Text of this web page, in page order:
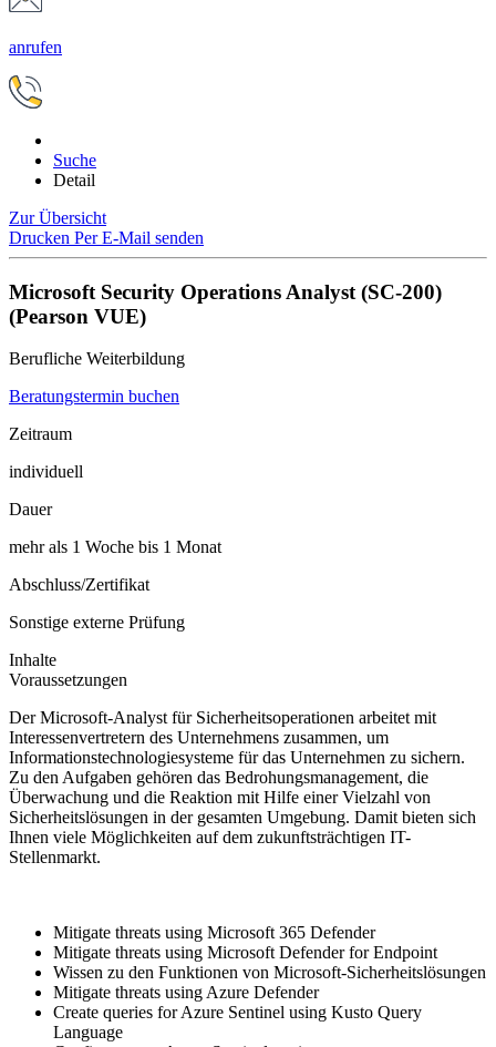
anrufen
Suche
Detail
Zur Übersicht
Drucken Per E-Mail senden
Microsoft Security Operations Analyst (SC-200)
(Pearson VUE)
Berufliche Weiterbildung
Beratungstermin buchen
Zeitraum
individuell
Dauer
mehr als 1 Woche bis 1 Monat
Abschluss/Zertifikat
Sonstige externe Prüfung
Inhalte
Voraussetzungen
Der Microsoft-Analyst für Sicherheitsoperationen arbeitet mit
Interessenvertretern des Unternehmens zusammen, um
Informationstechnologiesysteme für das Unternehmen zu sichern.
Zu den Aufgaben gehören das Bedrohungsmanagement, die
Überwachung und die Reaktion mit Hilfe einer Vielzahl von
Sicherheitslösungen in der gesamten Umgebung. Damit bieten sich
Ihnen viele Möglichkeiten auf dem zukunftsträchtigen IT-
Stellenmarkt.
Mitigate threats using Microsoft 365 Defender
Mitigate threats using Microsoft Defender for Endpoint
Wissen zu den Funktionen von Microsoft-Sicherheitslösungen
Mitigate threats using Azure Defender
Create queries for Azure Sentinel using Kusto Query
Language